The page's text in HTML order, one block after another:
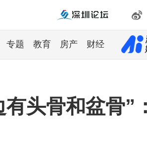
专题 教育 房产 财经
头骨和盆骨”